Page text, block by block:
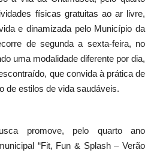
físicas gratuitas ao ar livre,
e dinamizada pelo Município da
de segunda a sexta-feira, no
uma modalidade diferente por dia,
que convida à prática de
de estilos de vida saudáveis.
promove, pelo quarto ano
“Fit, Fun & Splash – Verão